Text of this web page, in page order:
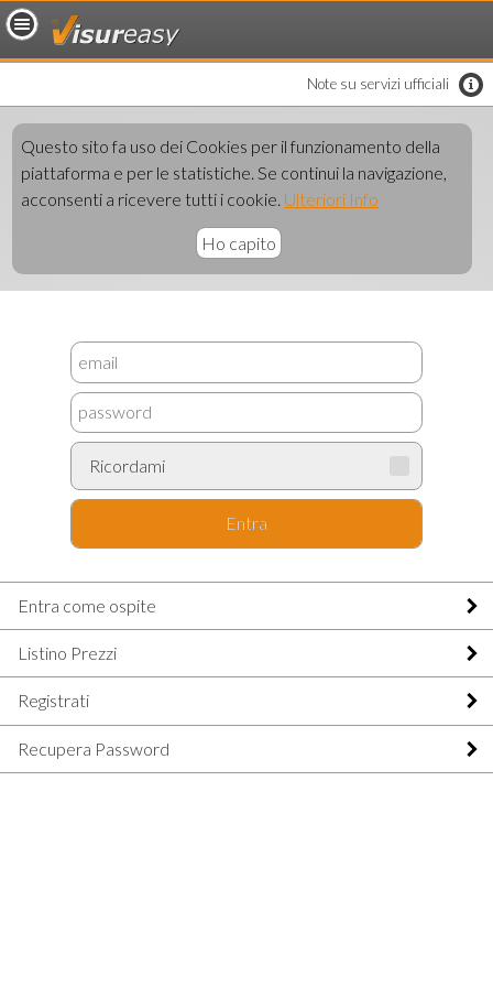
Note su servizi ufficiali
Questo sito fa uso dei Cookies per il funzionamento della
piattaforma e per le statistiche. Se continui la navigazione,
acconsenti a ricevere tutti i cookie. Ulteriori Info
Ho capito
Ricordami
Entra
Entra come ospite
Listino Prezzi
Registrati
Recupera Password